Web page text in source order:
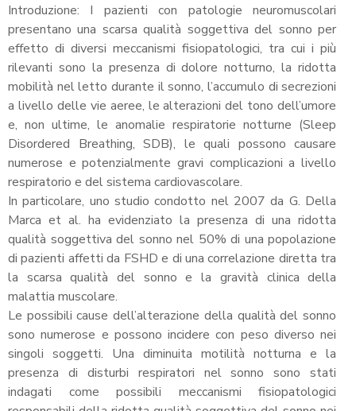
Introduzione: I pazienti con patologie neuromuscolari
presentano una scarsa qualità soggettiva del sonno per
effetto di diversi meccanismi fisiopatologici, tra cui i più
rilevanti sono la presenza di dolore notturno, la ridotta
mobilità nel letto durante il sonno, l’accumulo di secrezioni
a livello delle vie aeree, le alterazioni del tono dell’umore
e, non ultime, le anomalie respiratorie notturne (Sleep
Disordered Breathing, SDB), le quali possono causare
numerose e potenzialmente gravi complicazioni a livello
respiratorio e del sistema cardiovascolare.
In particolare, uno studio condotto nel 2007 da G. Della
Marca et al. ha evidenziato la presenza di una ridotta
qualità soggettiva del sonno nel 50% di una popolazione
di pazienti affetti da FSHD e di una correlazione diretta tra
la scarsa qualità del sonno e la gravità clinica della
malattia muscolare.
Le possibili cause dell’alterazione della qualità del sonno
sono numerose e possono incidere con peso diverso nei
singoli soggetti. Una diminuita motilità notturna e la
presenza di disturbi respiratori nel sonno sono stati
indagati come possibili meccanismi fisiopatologici